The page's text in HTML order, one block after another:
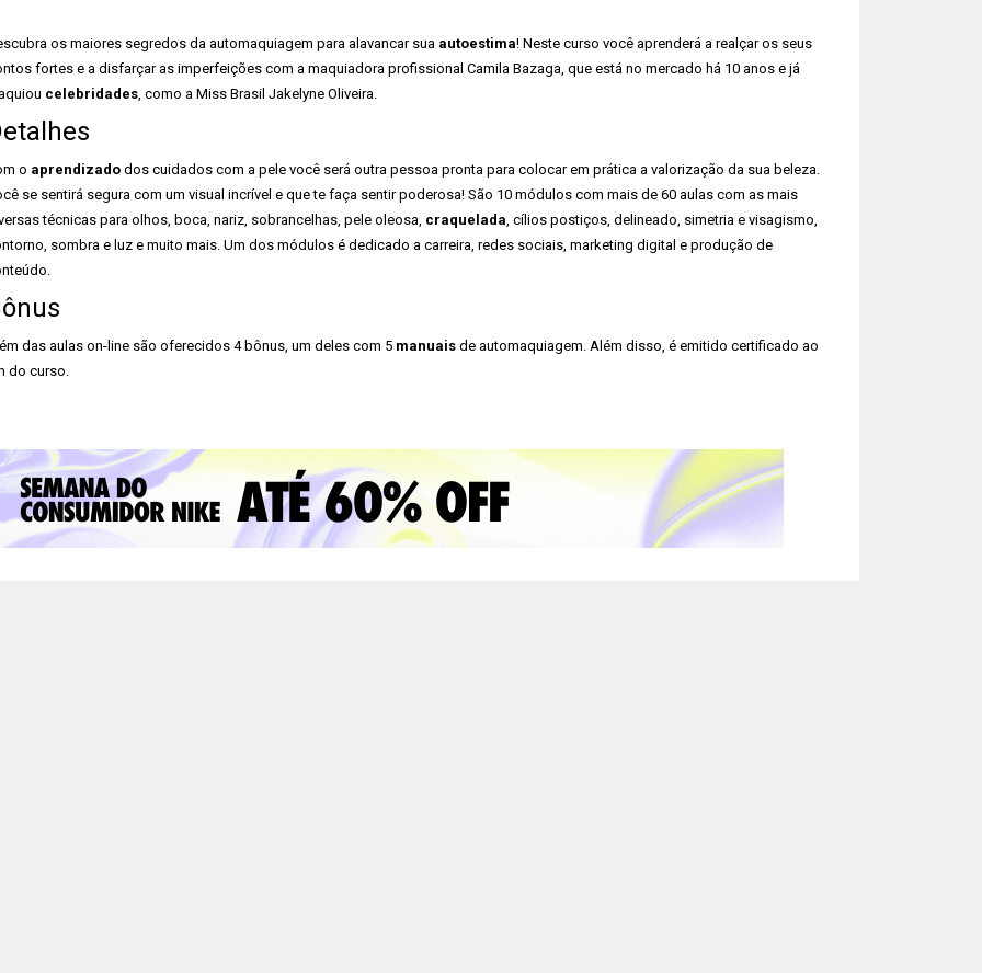
os maiores segredos da automaquiagem para alavancar sua autoestima! Neste curso você aprenderá a realçar os seus
fortes e a disfarçar as imperfeições com a maquiadora profissional Camila Bazaga, que está no mercado há 10 anos e já
celebridades, como a Miss Brasil Jakelyne Oliveira.
o aprendizadodos cuidados com a pele você será outra pessoa pronta para colocar em prática a valorização da sua beleza.
se sentirá segura com um visual incrível e que te faça sentir poderosa! São 10 módulos com mais de 60 aulas com as mais
técnicas para olhos, boca, nariz, sobrancelhas, pele oleosa, craquelada, cílios postiços, delineado, simetria e visagismo,
sombra e luz e muito mais. Um dos módulos é dedicado a carreira, redes sociais, marketing digital e produção de
das aulas on-line são oferecidos 4 bônus, um deles com 5 manuaisde automaquiagem. Além disso, é emitido certificado ao
do curso.